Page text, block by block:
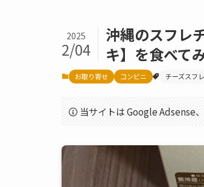
沖縄のスフレ
キ】を食べて
2025
2/04
お取り寄せ コンビニ チーズスフ
当サイトは Google Adsense